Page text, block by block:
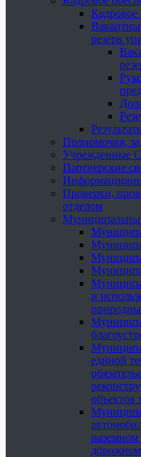
Кадровое
резерв
Полномочия,
Учрежденные
Партнерские
Проверки,
отделом
и
единой
объектов
наземном
дорожном